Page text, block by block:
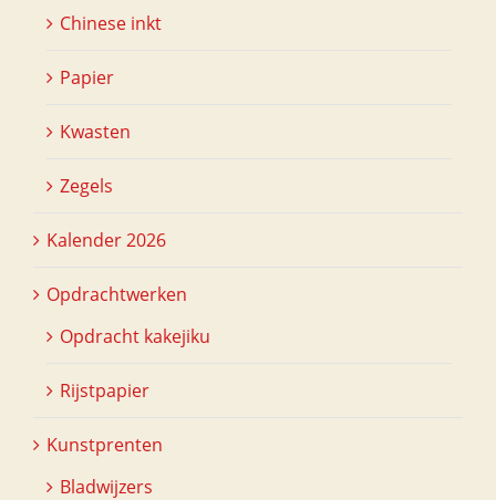
Chinese inkt
Papier
Kwasten
Zegels
Kalender 2026
Opdrachtwerken
Opdracht kakejiku
Rijstpapier
Kunstprenten
Bladwijzers